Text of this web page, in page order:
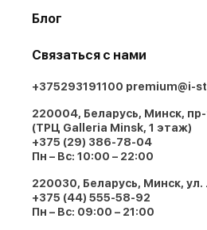
Блог
Связаться с нами
+375293191100 premium@i-
220004, Беларусь, Минск,
(ТРЦ Galleria Minsk, 1 этаж)
+375 (29) 386-78-04
Пн – Вс: 10:00 – 22:00
220030, Беларусь, Минск, ул.
+375 (44) 555-58-92
Пн – Вс: 09:00 – 21:00